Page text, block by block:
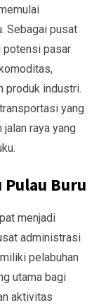
Sebagai pusat
potensi pasar
produk industri.
yang
jalan raya yang
Pulau Buru
menjadi
administrasi
pelabuhan
utama bagi
aktivitas